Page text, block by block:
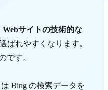
Webサイトの技術的な
ばれやすくなります。
です。
は Bing の検索データを